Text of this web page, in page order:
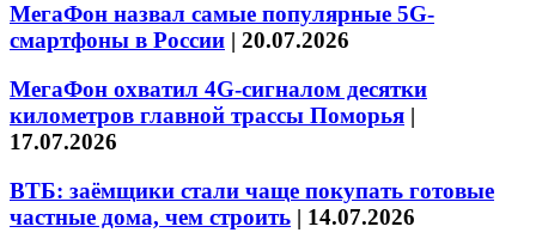
МегаФон назвал самые популярные 5G-
смартфоны в России | 20.07.2026
МегаФон охватил 4G-сигналом десятки
километров главной трассы Поморья |
17.07.2026
ВТБ: заёмщики стали чаще покупать готовые
частные дома, чем строить | 14.07.2026